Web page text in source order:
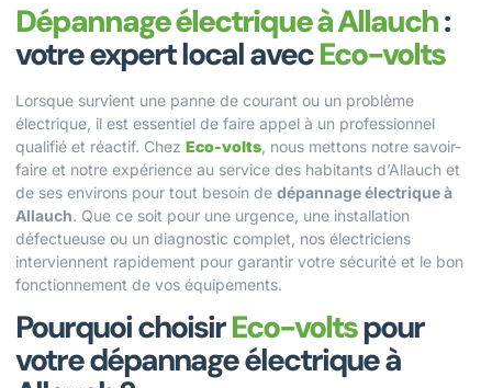
Dépannage électrique à Allauch:
votre expert local avecEco-volts
Lorsque survient une panne de courant ou un problème
électrique, il est essentiel de faire appel à un professionnel
qualifié et réactif. Chez Eco-volts , nous mettons notre savoir-
faire et notre expérience au service des habitants d’Allauch et
de ses environs pour tout besoin de dépannage électrique à
Allauch. Que ce soit pour une urgence, une installation
défectueuse ou un diagnostic complet, nos électriciens
interviennent rapidement pour garantir votre sécurité et le bon
fonctionnement de vos équipements.
Pourquoi choisirEco-voltspour
votre dépannage électrique à